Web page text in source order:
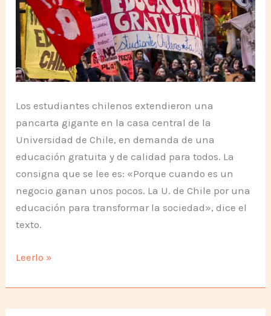
Los estudiantes chilenos extendieron una
pancarta gigante en la casa central de la
Universidad de Chile, en demanda de una
educación gratuita y de calidad para todos. La
consigna que se lee es: «Porque cuando es un
negocio ganan unos pocos. La U. de Chile por una
educación para transformar la sociedad», dice el
texto.
Estudiantes
no
aflojan!
Leerlo »